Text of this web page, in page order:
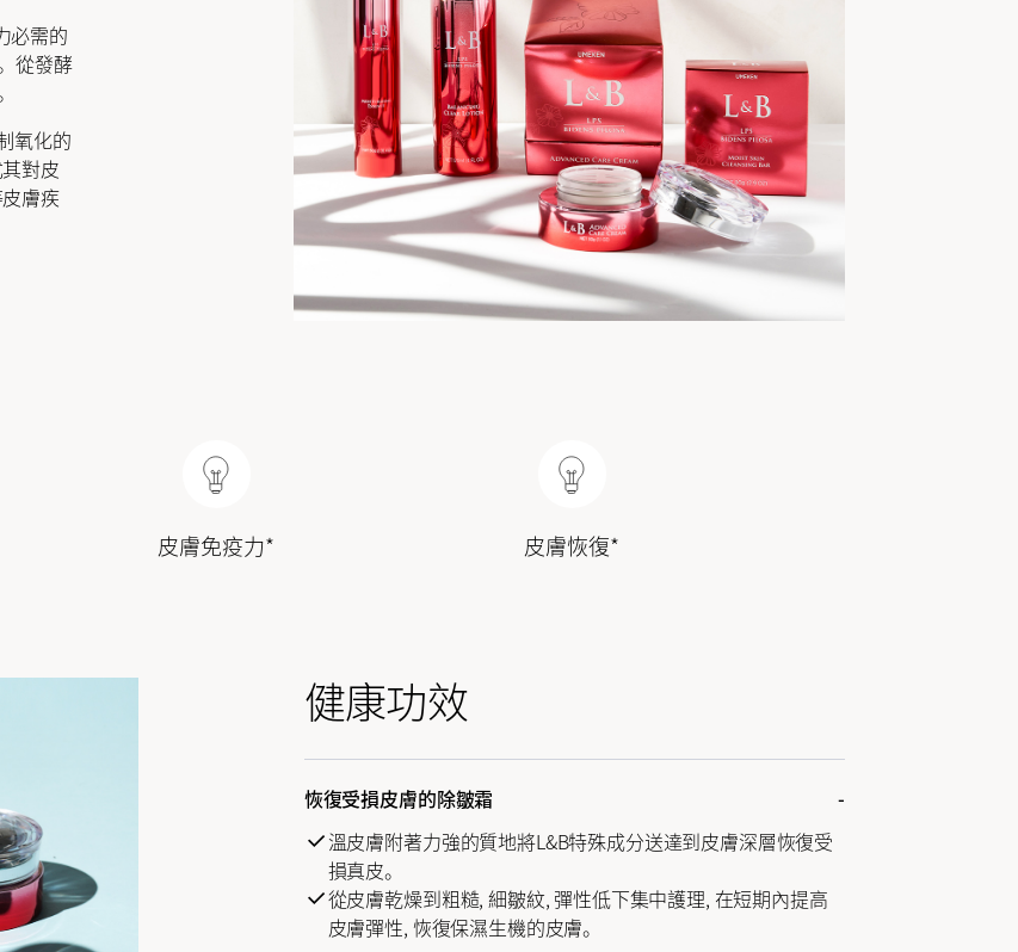
必需的
從發酵
氧化的
對皮
膚疾
皮膚免疫力* 皮膚恢復*
健康功效
恢復受損皮膚的除皺霜
溫皮膚附著力強的質地將L&B特殊成分送達到皮膚深層恢復受
損真皮。
從皮膚乾燥到粗糙, 細皺紋, 彈性低下集中護理, 在短期內提高
皮膚彈性, 恢復保濕生機的皮膚。